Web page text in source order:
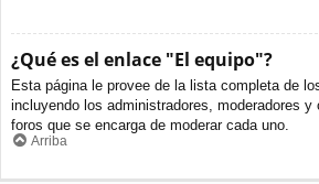
¿Qué es el enlace "El equipo"?
Esta página le provee de la lista completa de
incluyendo los administradores, moderadores
foros que se encarga de moderar cada uno.
Arriba